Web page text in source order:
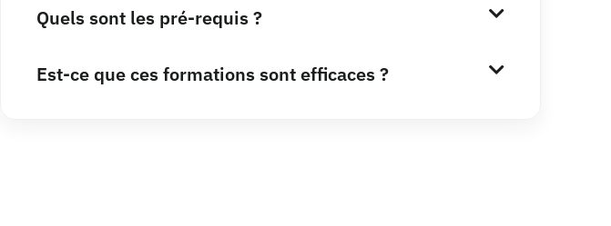
Quels sont les pré-requis ?
Est-ce que ces formations sont efficaces ?